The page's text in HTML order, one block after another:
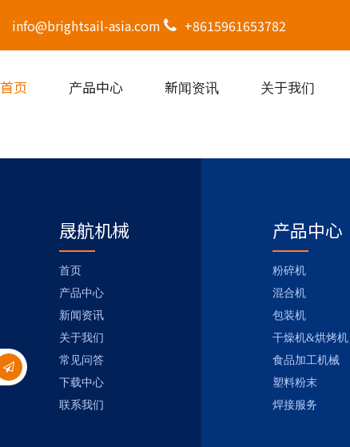
info@brightsail-asia.com +8615961653782
首页 产品中心 新闻资讯 关于我们
晟航机械
首页
产品中心
新闻资讯
关于我们
常见问答
下载中心
联系我们
产品中心
粉碎机
混合机
包装机
干燥机&烘烤机
食品加工机械
塑料粉末
焊接服务